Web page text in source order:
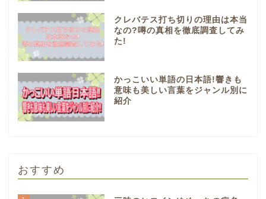
クレバテス打ち切りの理由は本当
なの?噂の真相を徹底調査してみ
た!
かっこいい単語の日本語!響きも
意味も美しい言葉をジャンル別に
紹介
おすすめ